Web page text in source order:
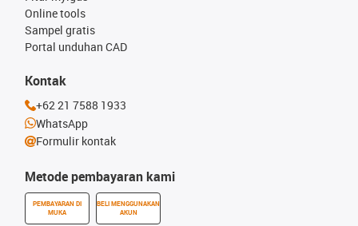
Metode pembayaran kami
PEMBAYARAN DI
MUKA
BELI MENGGUNAKAN
AKUN
Online tools
Sampel gratis
Portal unduhan CAD
Kontak
+62 21 7588 1933
WhatsApp
Formulir kontak